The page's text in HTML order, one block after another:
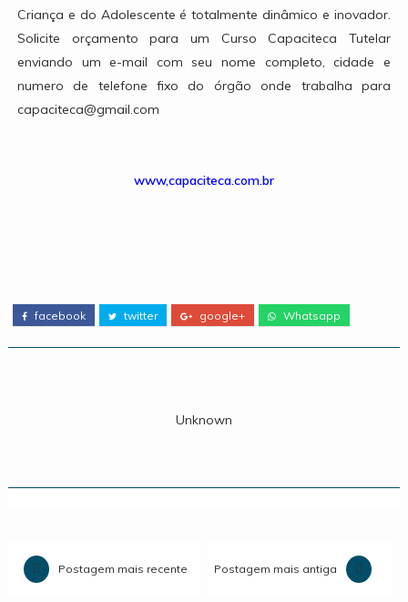
Criança e do Adolescente é totalmente dinâmico e inovador.
Solicite orçamento para um Curso Capaciteca Tutelar
enviando um e-mail com seu nome completo, cidade e
numero de telefone fixo do órgão onde trabalha para
capaciteca@gmail.com
www,capaciteca.com.br
facebook twitter google+ Whatsapp
Unknown
Postagem mais recente Postagem mais antiga